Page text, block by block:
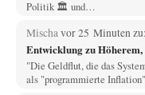
Politik 🏛️ und…
Mischavor 25 Minuten zu:
Entwicklung zu
"Die Geldflut, die das
als "programmierte